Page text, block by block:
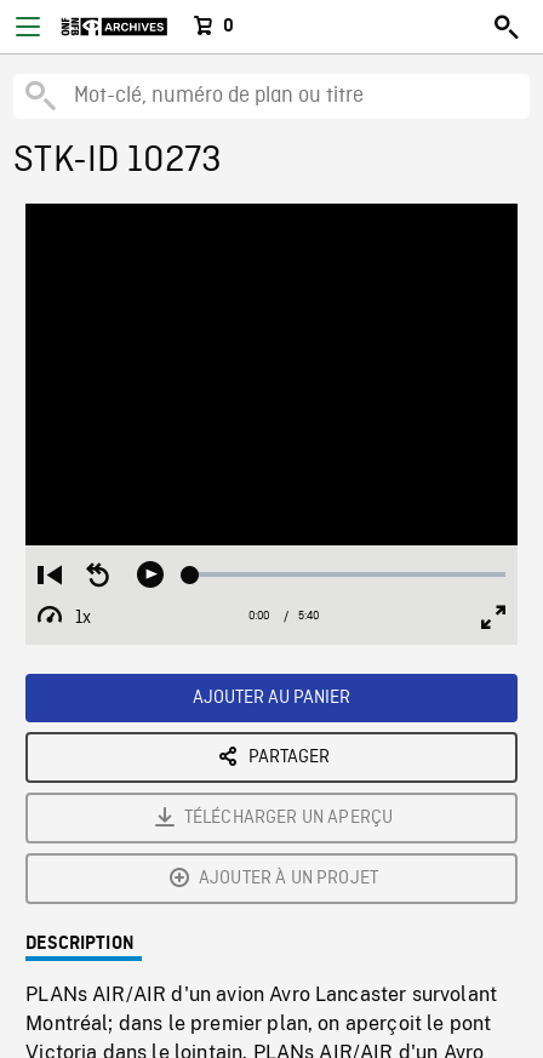
0
STK-ID 10273
Restart
from
beginning
Seek
Play Loaded:
1x
Playback
Current
0:00 / Duration
5:40
AJOUTER AU PANIER
PARTAGER
TÉLÉCHARGER UN APERÇU
AJOUTER À UN PROJET
DESCRIPTION
PLANs AIR/AIR d'un avion Avro Lancaster survolant
Montréal; dans le premier plan, on aperçoit le pont
Victoria dans le lointain. PLANs AIR/AIR d'un Avro